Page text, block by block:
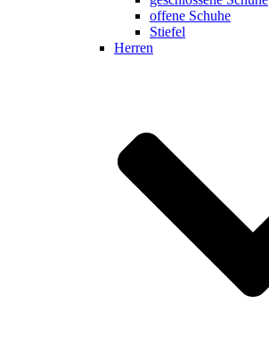
offene Schuhe
Stiefel
Herren